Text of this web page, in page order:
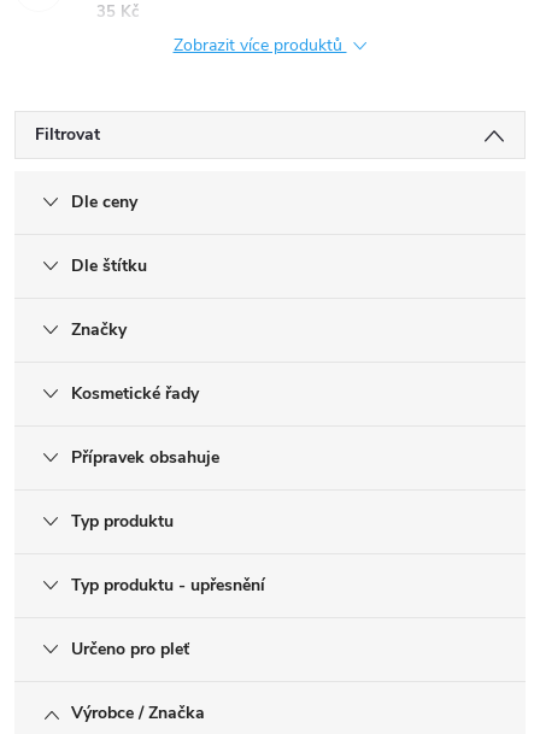
35 Kč
Zobrazit více produktů
Filtrovat
Dle ceny
Dle štítku
Značky
Kosmetické řady
Přípravek obsahuje
Typ produktu
Typ produktu - upřesnění
Určeno pro pleť
Výrobce / Značka